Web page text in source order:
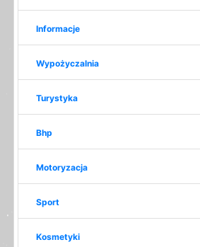
Informacje
Wypożyczalnia
Turystyka
Bhp
Motoryzacja
Sport
Kosmetyki